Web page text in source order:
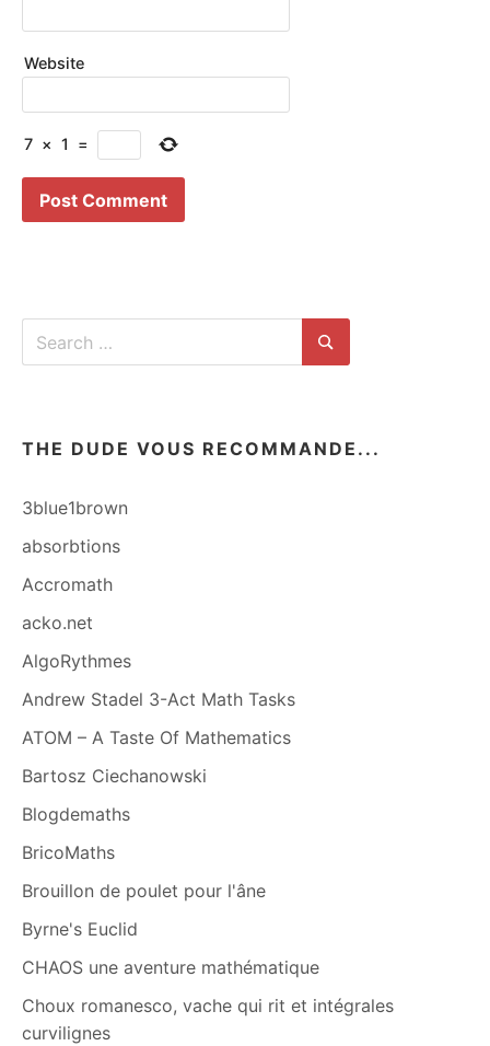
Website
7 × 1 =
Search
for:
Search
THE DUDE VOUS RECOMMANDE...
3blue1brown
absorbtions
Accromath
acko.net
AlgoRythmes
Andrew Stadel 3-Act Math Tasks
ATOM – A Taste Of Mathematics
Bartosz Ciechanowski
Blogdemaths
BricoMaths
Brouillon de poulet pour l'âne
Byrne's Euclid
CHAOS une aventure mathématique
Choux romanesco, vache qui rit et intégrales
curvilignes